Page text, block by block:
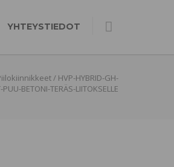
YHTEYSTIEDOT
/ HVP-HYBRID-GH-
BETONI-TERÄS-LIITOKSELLE